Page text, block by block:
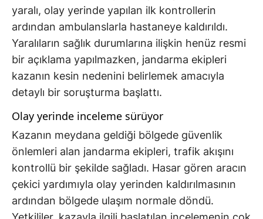
yaralı, olay yerinde yapılan ilk kontrollerin
ardından ambulanslarla hastaneye kaldırıldı.
Yaralıların sağlık durumlarına ilişkin henüz resmi
bir açıklama yapılmazken, jandarma ekipleri
kazanın kesin nedenini belirlemek amacıyla
detaylı bir soruşturma başlattı.
Olay yerinde inceleme sürüyor
Kazanın meydana geldiği bölgede güvenlik
önlemleri alan jandarma ekipleri, trafik akışını
kontrollü bir şekilde sağladı. Hasar gören aracın
çekici yardımıyla olay yerinden kaldırılmasının
ardından bölgede ulaşım normale döndü.